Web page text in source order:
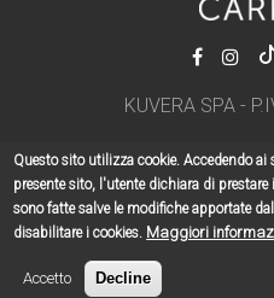
KUVERA SPA -
Copyright © 2026CARPISAACADEMY |
Informativa
Questo sito utilizza cookie. Accedendo
presente sito, l'utente dichiara di
sono fatte salve le modifiche apportate
disabilitare i cookies. Maggiori
Accetto Decline